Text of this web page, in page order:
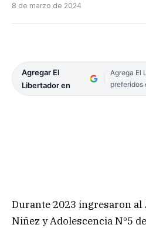
8 de marzo de 2024
Agregar El
Libertador en
Agrega El
preferidos
Durante 2023 ingresaron al
Niñez y Adolescencia Nº5